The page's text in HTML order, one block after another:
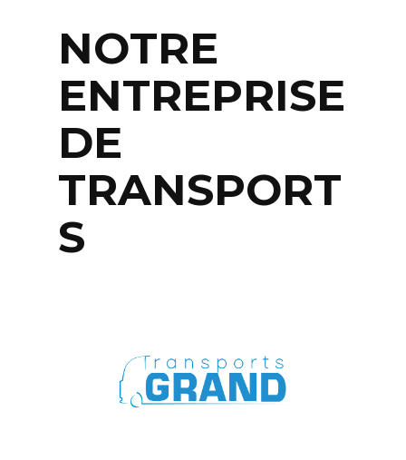
NOTRE
ENTREPRISE
DE
TRANSPORT
S